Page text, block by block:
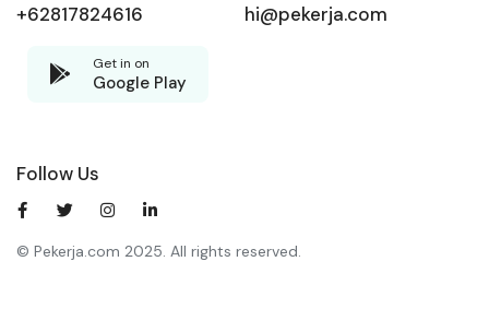
+62817824616 hi@pekerja.com
Get in on
Google Play
Follow Us
© Pekerja.com 2025. All rights reserved.